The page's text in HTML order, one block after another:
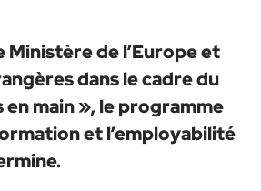
Ministère de l’Europe et
dans le cadre du
main », le programme
et l’employabilité